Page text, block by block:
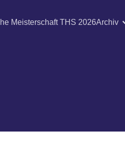
Meisterschaft THS 2026Archiv